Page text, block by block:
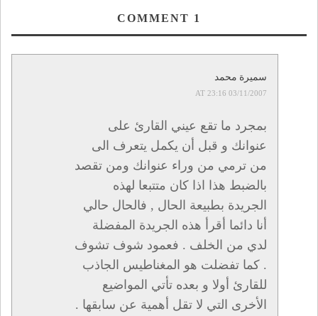
1
سميرة محمد
03/11/2007 AT 23:16
بمجرد ما تقع عيني القارئ على
عنوانك و قبل أن يكمل يتعرف الى
من ترمي من وراء عنوانك ومن تقصد
بالضبط هذا اذا كان متتبعا لهذه
الجريدة بطبيعة الحال , فالحال حالي
أنا دائما أقرأ هذه الجريدة المفضلة
لدي من الخلف . فعمود شوف تشوف
. كما تفضلت هو المغناطيس الجاذب
للقارئ أولا و بعده تأتي المواضيع
الأخرى التي لا تقل أهمية عن سابقها .